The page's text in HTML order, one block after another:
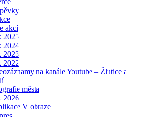
akcí
2025
2024
2023
2022
na kanále Youtube – Žlutice a
města
2026
V obraze